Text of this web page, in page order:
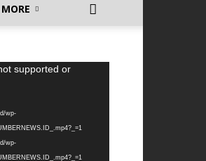
MORE
supported or
wp-
wp-